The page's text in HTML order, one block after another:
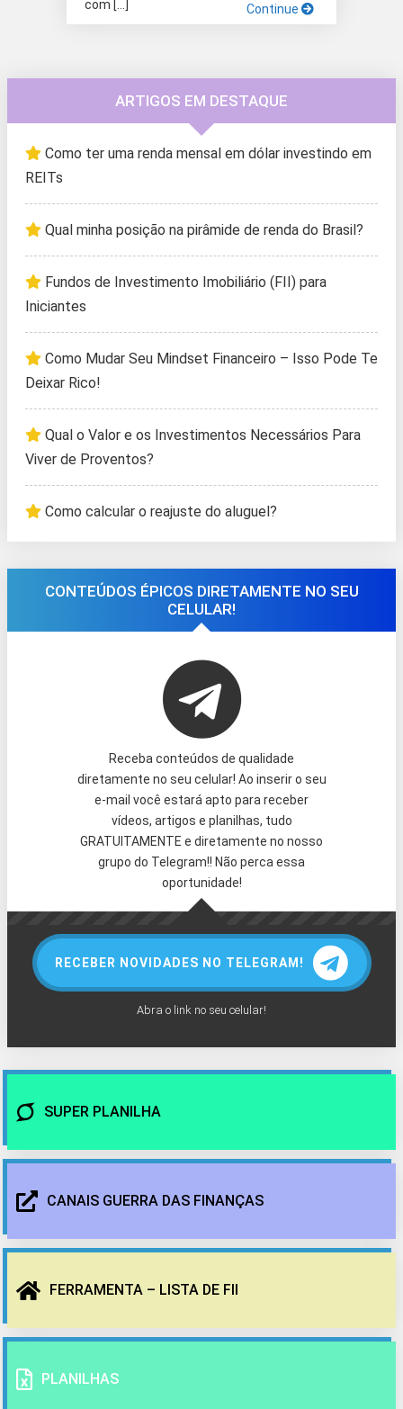
com […]
Continue
ARTIGOS EM DESTAQUE
Como ter uma renda mensal em dólar investindo em
REITs
Qual minha posição na pirâmide de renda do Brasil?
Fundos de Investimento Imobiliário (FII) para
Iniciantes
Como Mudar Seu Mindset Financeiro – Isso Pode Te
Deixar Rico!
Qual o Valor e os Investimentos Necessários Para
Viver de Proventos?
Como calcular o reajuste do aluguel?
CONTEÚDOS ÉPICOS DIRETAMENTE NO SEU
CELULAR!
Receba conteúdos de qualidade
diretamente no seu celular! Ao inserir o seu
e-mail você estará apto para receber
vídeos, artigos e planilhas, tudo
GRATUITAMENTE e diretamente no nosso
grupo do Telegram!! Não perca essa
oportunidade!
RECEBER NOVIDADES NO TELEGRAM!
Abra o link no seu celular!
SUPER PLANILHA
CANAIS GUERRA DAS FINANÇAS
FERRAMENTA – LISTA DE FII
PLANILHAS